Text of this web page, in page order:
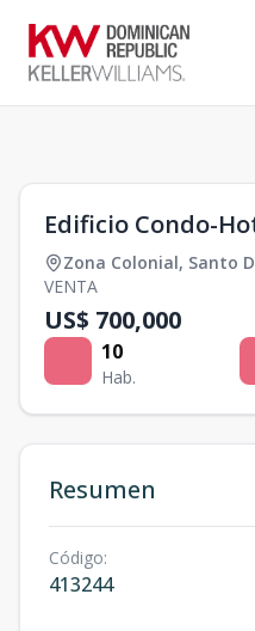
Edificio Condo-
Zona Colonial, Santo
VENTA
US$ 700,000
10
Hab.
Resumen
Código:
413244